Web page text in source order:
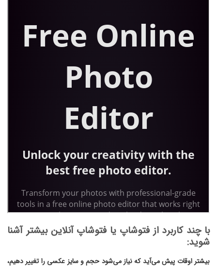
با چند کاربرد از فتوشاپ یا فتوشاپ آنلاین بیشتر آشنا
شوید:
بیشتر اوقات پیش می‌آید که نیاز می‌شود حجم و سایز عکسی را تغییر دهیم،